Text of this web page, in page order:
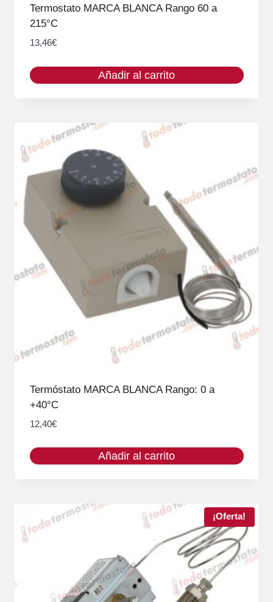
Termostato MARCA BLANCA Rango 60 a
215°C
13,46€
Añadir al carrito
Termóstato MARCA BLANCA Rango: 0 a
+40°C
12,40€
Añadir al carrito
¡Oferta!